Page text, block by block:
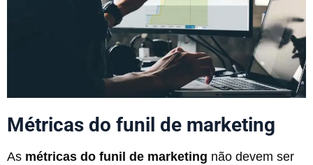
Métricas do funil de marketing
As métricas do funil de marketing não devem ser